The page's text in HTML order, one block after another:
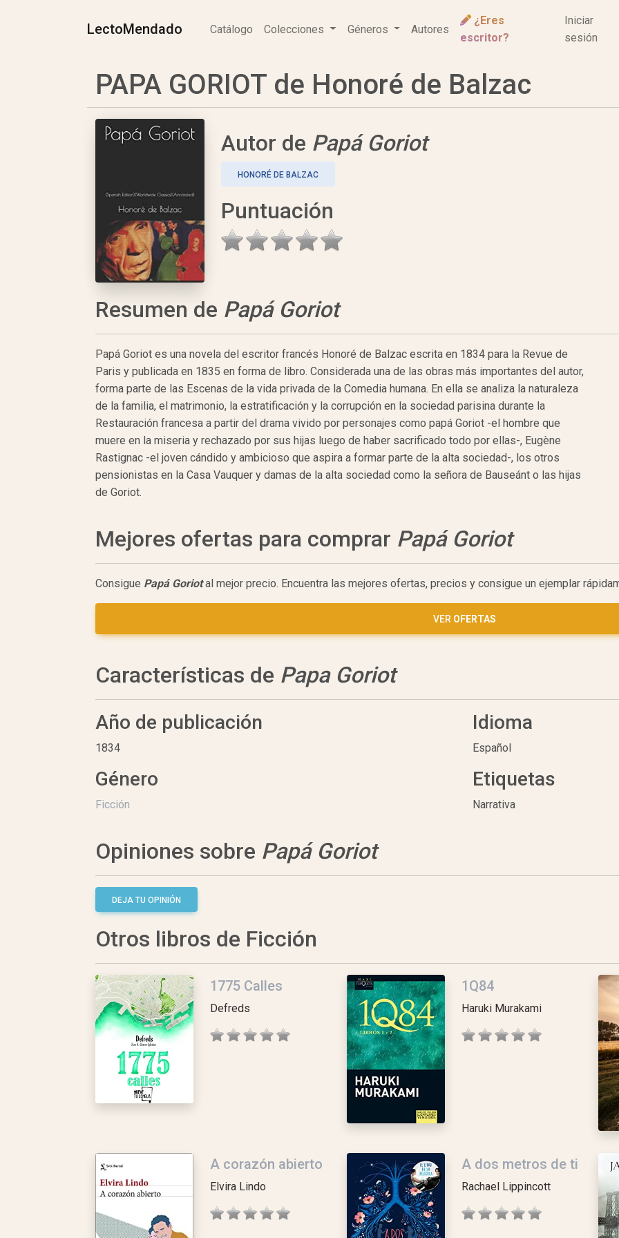
LectoMendado Catálogo Colecciones Géneros Autores
¿Eres
escritor?
Iniciar
sesión
PAPA GORIOT de Honoré de Balzac
Autor de Papá Goriot
HONORÉ DE BALZAC
Puntuación
Resumen de Papá Goriot
Papá Goriot es una novela del escritor francés Honoré de Balzac escrita en 1834 para la Revue de
Paris y publicada en 1835 en forma de libro. Considerada una de las obras más importantes del autor,
forma parte de las Escenas de la vida privada de la Comedia humana. En ella se analiza la naturaleza
de la familia, el matrimonio, la estratificación y la corrupción en la sociedad parisina durante la
Restauración francesa a partir del drama vivido por personajes como papá Goriot -el hombre que
muere en la miseria y rechazado por sus hijas luego de haber sacrificado todo por ellas-, Eugène
Rastignac -el joven cándido y ambicioso que aspira a formar parte de la alta sociedad-, los otros
pensionistas en la Casa Vauquer y damas de la alta sociedad como la señora de Bauseánt o las hijas
de Goriot.
Mejores ofertas para comprar Papá Goriot
Consigue Papá Goriotal mejor precio. Encuentra las mejores ofertas, precios y consigue un ejemplar
VER OFERTAS
Características de Papa Goriot
Año de publicación
1834
Idioma
Español
Género
Ficción
Etiquetas
Narrativa
Opiniones sobre Papá Goriot
DEJA TU OPINIÓN
Otros libros de Ficción
1775 Calles
Defreds
1Q84
Haruki Murakami
A corazón abierto
Elvira Lindo
A dos metros de ti
Rachael Lippincott